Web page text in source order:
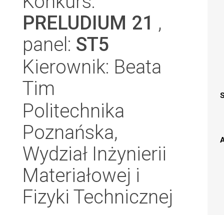
PRELUDIUM 21 ,
panel: ST5
Kierownik: Beata
Tim
Politechnika
Poznańska,
Wydział Inżynierii
Materiałowej i
Fizyki Technicznej